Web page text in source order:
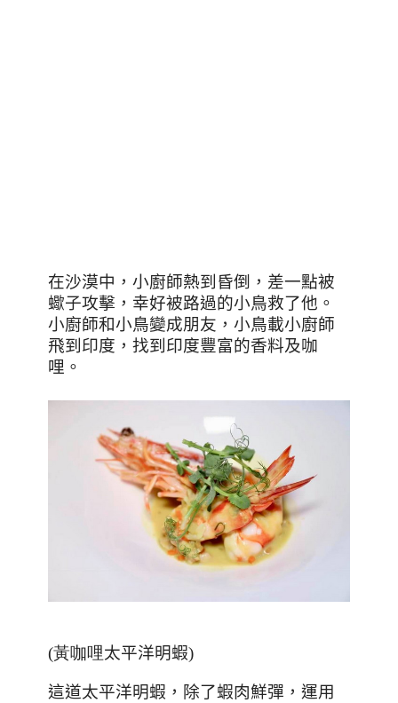
在沙漠中，小廚師熱到昏倒，差一點被
蠍子攻擊，幸好被路過的小鳥救了他。
小廚師和小鳥變成朋友，小鳥載小廚師
飛到印度，找到印度豐富的香料及咖
哩。
(黃咖哩太平洋明蝦)
這道太平洋明蝦，除了蝦肉鮮彈，運用